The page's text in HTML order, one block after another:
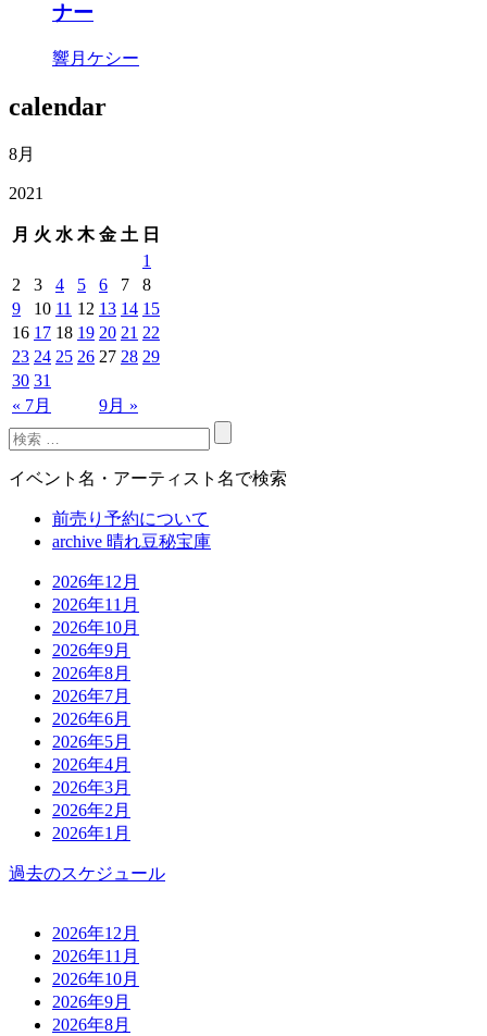
ナー
響月ケシー
calendar
8月
2021
月 火 水 木 金 土 日
« 7月 9月 »
1
2
3 4 5 6 7
8
9
10 11 12 13 14 15
16 17 18 19 20 21 22
23 24 25 26 27 28 29
30 31
イベント名・アーティスト名で検索
前売り予約について
archive 晴れ豆秘宝庫
2026年12月
2026年11月
2026年10月
2026年9月
2026年8月
2026年7月
2026年6月
2026年5月
2026年4月
2026年3月
2026年2月
2026年1月
過去のスケジュール
2026年12月
2026年11月
2026年10月
2026年9月
2026年8月